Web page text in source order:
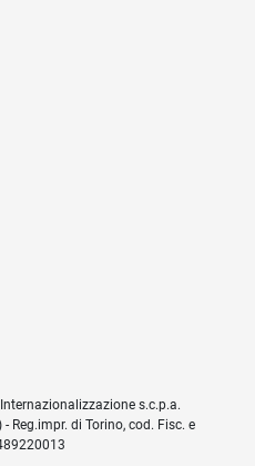
s.c.p.a.
Reg.impr. di Torino, cod. Fisc. e